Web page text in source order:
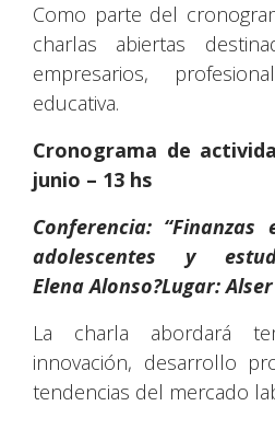
Como parte del
charlas abiertas
empresarios,
educativa.
Cronograma de
junio – 13 hs
Conferencia:
adolescentes y
Elena Alonso?Lugar:
La charla abordará
innovación, desarrollo
tendencias del mercado